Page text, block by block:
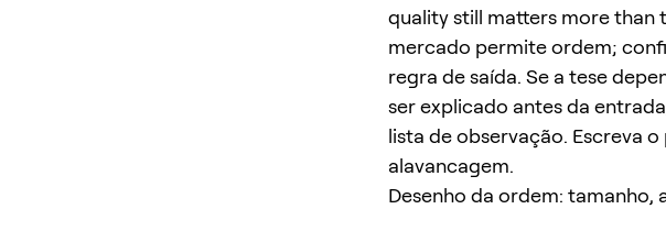
quality still matters more than
mercado permite ordem;
regra de saída. Se a tese
ser explicado antes da
lista de observação. Escreva
alavancagem.
Desenho da ordem: tamanho,